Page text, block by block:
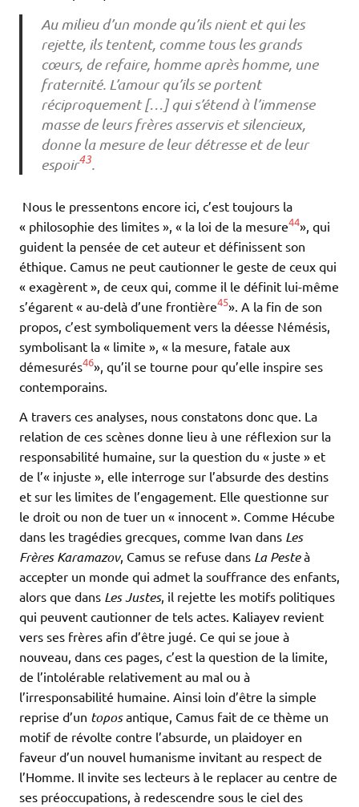
Au milieu d’un monde qu’ils nient et qui les
rejette, ils tentent, comme tous les grands
cœurs, de refaire, homme après homme, une
fraternité. L’amour qu’ils se portent
réciproquement […] qui s’étend à l’immense
masse de leurs frères asservis et silencieux,
donne la mesure de leur détresse et de leur
espoir43.
Nous le pressentons encore ici, c’est toujours la
« philosophie des limites », « la loi de la mesure44», qui
guident la pensée de cet auteur et définissent son
éthique. Camus ne peut cautionner le geste de ceux qui
« exagèrent », de ceux qui, comme il le définit lui-même
s’égarent « au-delà d’une frontière45». A la fin de son
propos, c’est symboliquement vers la déesse Némésis,
symbolisant la « limite », « la mesure, fatale aux
démesurés46», qu’il se tourne pour qu’elle inspire ses
contemporains.
A travers ces analyses, nous constatons donc que. La
relation de ces scènes donne lieu à une réflexion sur la
responsabilité humaine, sur la question du « juste » et
de l’« injuste », elle interroge sur l’absurde des destins
et sur les limites de l’engagement. Elle questionne sur
le droit ou non de tuer un « innocent ». Comme Hécube
dans les tragédies grecques, comme Ivan dans Les
Frères Karamazov, Camus se refuse dans La Pesteà
accepter un monde qui admet la souffrance des enfants,
alors que dans Les Justes, il rejette les motifs politiques
qui peuvent cautionner de tels actes. Kaliayev revient
vers ses frères afin d’être jugé. Ce qui se joue à
nouveau, dans ces pages, c’est la question de la limite,
de l’intolérable relativement au mal ou à
l’irresponsabilité humaine. Ainsi loin d’être la simple
reprise d’un toposantique, Camus fait de ce thème un
motif de révolte contre l’absurde, un plaidoyer en
faveur d’un nouvel humanisme invitant au respect de
l’Homme. Il invite ses lecteurs à le replacer au centre de
ses préoccupations, à redescendre sous le ciel des